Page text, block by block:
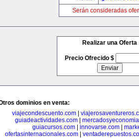
Serán consideradas
Realizar una Oferta
Precio Ofrecido $
dominios en venta:
viajecondescuento.com
guiadeactividades.com|
guiacursos.com| innovarse.com|
ofertasinternacionales.com|